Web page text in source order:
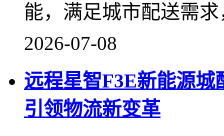
能，满足城市配送需
2026-07-08
远程星智F3E新能源
引领物流新变革